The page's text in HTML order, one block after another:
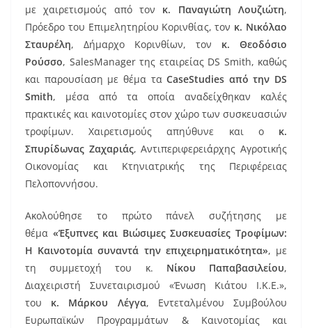
με χαιρετισμούς από τον κ. Παναγιώτη Λουζιώτη,
Πρόεδρο του Επιμελητηρίου Κορινθίας, τον κ. Νικόλαο
Σταυρέλη, Δήμαρχο Κορινθίων, τον κ. Θεοδόσιο
Ρούσσο, SalesManager της εταιρείας DS Smith, καθώς
και παρουσίαση με θέμα ταCaseStudies από την DS
Smith, μέσα από τα οποία αναδείχθηκαν καλές
πρακτικές και καινοτομίες στον χώρο των συσκευασιών
τροφίμων. Χαιρετισμούς απηύθυνε και ο κ.
Σπυρίδωνας Ζαχαριάς, Αντιπεριφερειάρχης Αγροτικής
Οικονομίας και Κτηνιατρικής της Περιφέρειας
Πελοποννήσου.
Ακολούθησε το πρώτο πάνελ συζήτησης με
θέμα «Έξυπνες και Βιώσιμες Συσκευασίες Τροφίμων:
Η Καινοτομία συναντά την επιχειρηματικότητα», με
τη συμμετοχή του κ. Νίκου Παπαβασιλείου,
Διαχειριστή Συνεταιρισμού «Ένωση Κιάτου Ι.Κ.Ε.»,
του κ. Μάρκου Λέγγα, Εντεταλμένου Συμβούλου
Ευρωπαϊκών Προγραμμάτων & Καινοτομίας και